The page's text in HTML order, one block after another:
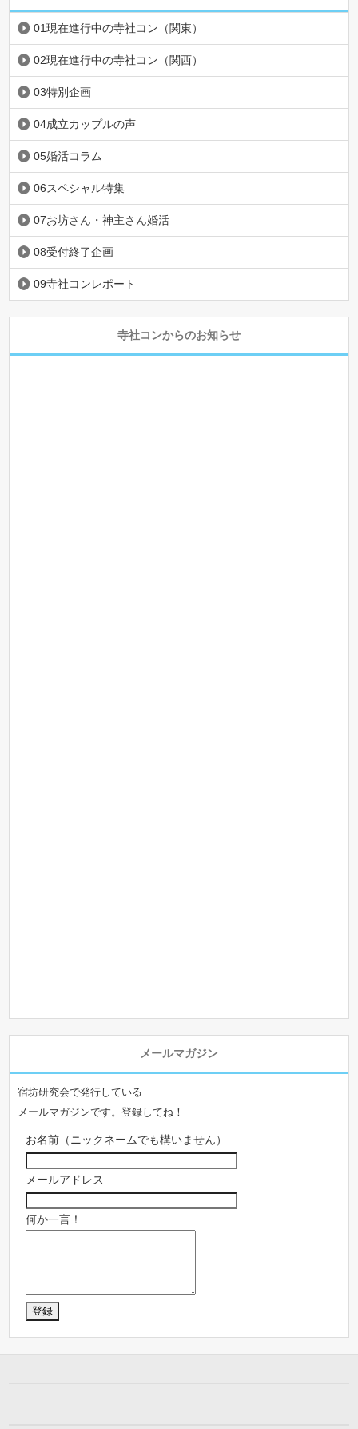
01現在進行中の寺社コン（関東）
02現在進行中の寺社コン（関西）
03特別企画
04成立カップルの声
05婚活コラム
06スペシャル特集
07お坊さん・神主さん婚活
08受付終了企画
09寺社コンレポート
寺社コンからのお知らせ
メールマガジン
宿坊研究会で発行している
メールマガジンです。登録してね！
お名前（ニックネームでも構いません）
メールアドレス
何か一言！